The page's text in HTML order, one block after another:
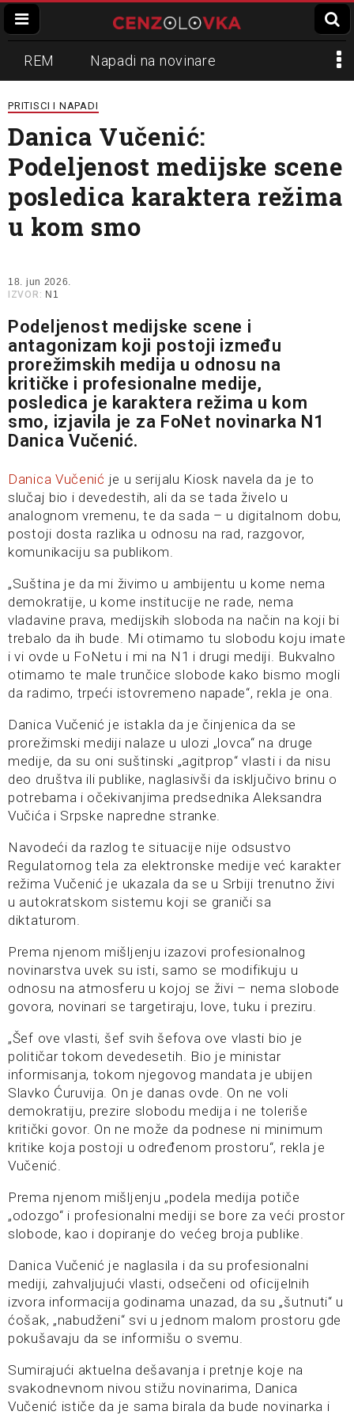
REM Napadi na novinare
Zvučni top
Propaganda Lokalni mediji
Informer Slavko Ćuruvija
PRITISCI I NAPADI
Danica Vučenić:
Podeljenost medijske scene
posledica karaktera režima
u kom smo
18. jun 2026.
IZVOR: N1
Podeljenost medijske scene i
antagonizam koji postoji između
prorežimskih medija u odnosu na
kritičke i profesionalne medije,
posledica je karaktera režima u kom
smo, izjavila je za FoNet novinarka N1
Danica Vučenić.
Danica Vučenić je u serijalu Kiosk navela da je to
slučaj bio i devedestih, ali da se tada živelo u
analognom vremenu, te da sada – u digitalnom dobu,
postoji dosta razlika u odnosu na rad, razgovor,
komunikaciju sa publikom.
„Suština je da mi živimo u ambijentu u kome nema
demokratije, u kome institucije ne rade, nema
vladavine prava, medijskih sloboda na način na koji bi
trebalo da ih bude. Mi otimamo tu slobodu koju imate
i vi ovde u FoNetu i mi na N1 i drugi mediji. Bukvalno
otimamo te male trunčice slobode kako bismo mogli
da radimo, trpeći istovremeno napade“, rekla je ona.
Danica Vučenić je istakla da je činjenica da se
prorežimski mediji nalaze u ulozi „lovca“ na druge
medije, da su oni suštinski „agitprop“ vlasti i da nisu
deo društva ili publike, naglasivši da isključivo brinu o
potrebama i očekivanjima predsednika Aleksandra
Vučića i Srpske napredne stranke.
Navodeći da razlog te situacije nije odsustvo
Regulatornog tela za elektronske medije već karakter
režima Vučenić je ukazala da se u Srbiji trenutno živi
u autokratskom sistemu koji se graniči sa
diktaturom.
Prema njenom mišljenju izazovi profesionalnog
novinarstva uvek su isti, samo se modifikuju u
odnosu na atmosferu u kojoj se živi – nema slobode
govora, novinari se targetiraju, love, tuku i preziru.
„Šef ove vlasti, šef svih šefova ove vlasti bio je
političar tokom devedesetih. Bio je ministar
informisanja, tokom njegovog mandata je ubijen
Slavko Ćuruvija. On je danas ovde. On ne voli
demokratiju, prezire slobodu medija i ne toleriše
kritički govor. On ne može da podnese ni minimum
kritike koja postoji u određenom prostoru“, rekla je
Vučenić.
Prema njenom mišljenju „podela medija potiče
„odozgo“ i profesionalni mediji se bore za veći prostor
slobode, kao i dopiranje do većeg broja publike.
Danica Vučenić je naglasila i da su profesionalni
mediji, zahvaljujući vlasti, odsečeni od oficijelnih
izvora informacija godinama unazad, da su „šutnuti“ u
ćošak, „nabudženi“ svi u jednom malom prostoru gde
pokušavaju da se informišu o svemu.
Sumirajući aktuelna dešavanja i pretnje koje na
svakodnevnom nivou stižu novinarima, Danica
Vučenić ističe da je sama birala da bude novinarka i